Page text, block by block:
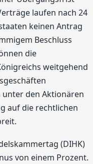
laufen nach 24
keinen Antrag
Beschluss
die
weitgehend
unter den Aktionären
auf die rechtlichen
(DIHK)
von einem Prozent.